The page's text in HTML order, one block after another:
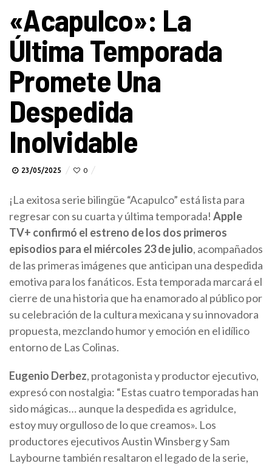
«Acapulco»: La
Última Temporada
Promete Una
Despedida
Inolvidable
23/05/2025 0
¡La exitosa serie bilingüe “Acapulco” está lista para
regresar con su cuarta y última temporada! Apple
TV+ confirmó el estreno de los dos primeros
episodios para el miércoles 23 de julio, acompañados
de las primeras imágenes que anticipan una despedida
emotiva para los fanáticos. Esta temporada marcará el
cierre de una historia que ha enamorado al público por
su celebración de la cultura mexicana y su innovadora
propuesta, mezclando humor y emoción en el idílico
entorno de Las Colinas.
Eugenio Derbez, protagonista y productor ejecutivo,
expresó con nostalgia: “Estas cuatro temporadas han
sido mágicas… aunque la despedida es agridulce,
estoy muy orgulloso de lo que creamos». Los
productores ejecutivos Austin Winsberg y Sam
Laybourne también resaltaron el legado de la serie,